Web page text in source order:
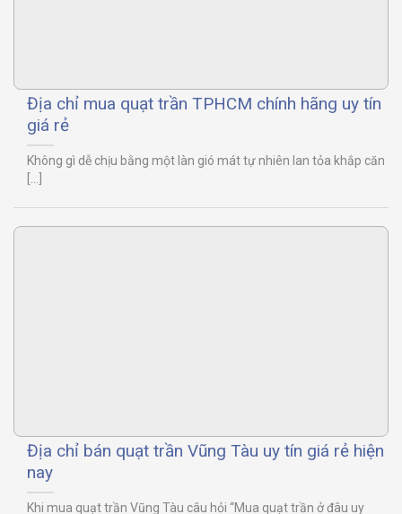
Địa chỉ mua quạt trần TPHCM chính hãng uy tín
giá rẻ
Không gì dễ chịu bằng một làn gió mát tự nhiên lan tỏa khắp căn
[...]
Địa chỉ bán quạt trần Vũng Tàu uy tín giá rẻ hiện
nay
Khi mua quạt trần Vũng Tàu câu hỏi “Mua quạt trần ở đâu uy